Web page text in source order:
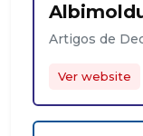
Artigos de
Ver website